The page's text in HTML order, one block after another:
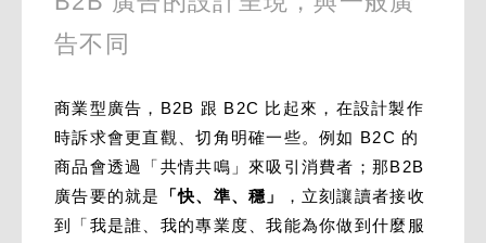
告不同
商業型廣告，B2B 跟 B2C 比起來，在設計製作
時訴求會更直觀、切角明確一些。例如 B2C 的
商品會透過「共情共鳴」來吸引消費者；那B2B
廣告要的就是
「快、準、穩」
，立刻讓讀者接收
到「我是誰、我的專業度、我能為你做到什麼服